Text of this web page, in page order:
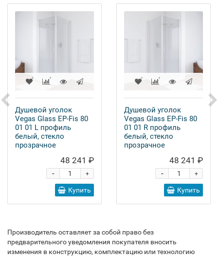
Душевой уголок
Vegas Glass EP-Fis 80
01 01 L профиль
белый, стекло
прозрачное
48 241 ₽
+
-
Купить
Душевой уголок
Vegas Glass EP-Fis 80
01 01 R профиль
белый, стекло
прозрачное
48 241 ₽
+
-
Купить
Производитель оставляет за собой право без
предварительного уведомления покупателя вносить
изменения в конструкцию, комплектацию или технологию